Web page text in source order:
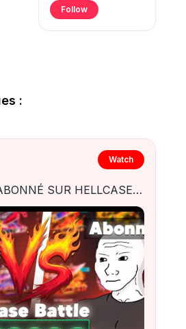
Follow
Watch
JE DÉFIE UN ABONNÉ SUR HELLCASE : 1VS1 CASE BATTLE À 3 000€💸(+Giveaway)
: